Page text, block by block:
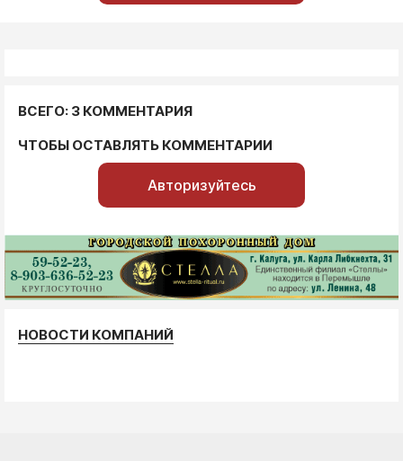
ВСЕГО: 3 КОММЕНТАРИЯ
ЧТОБЫ ОСТАВЛЯТЬ КОММЕНТАРИИ
Авторизуйтесь
НОВОСТИ КОМПАНИЙ